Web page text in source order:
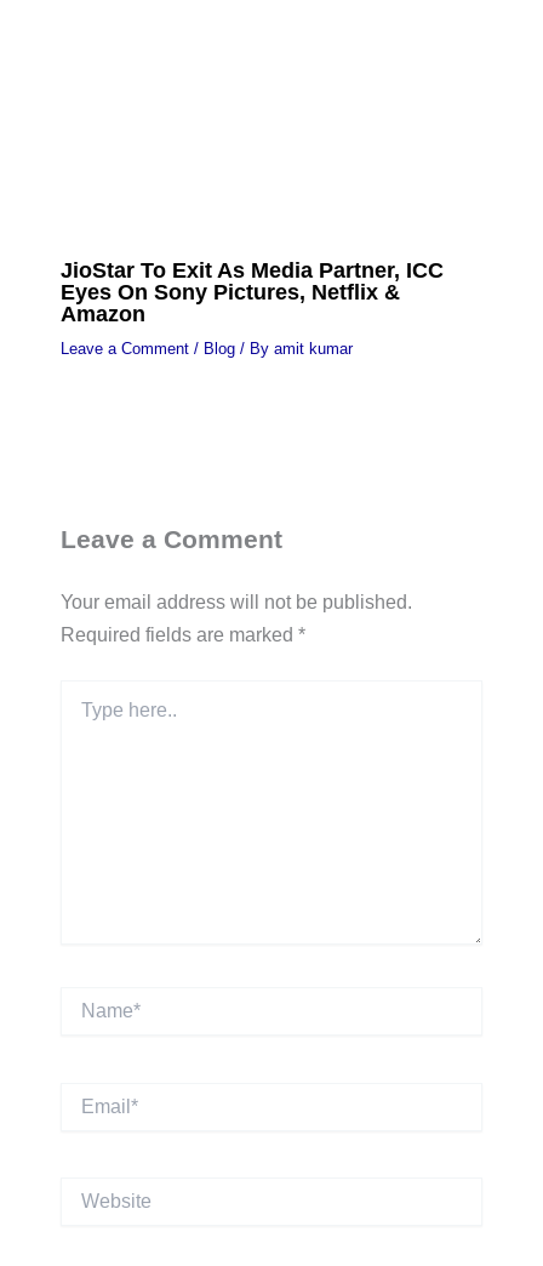
JioStar To Exit As Media Partner, ICC
Eyes On Sony Pictures, Netflix &
Amazon
Leave a Comment / Blog/ By amit kumar
Leave a Comment
Your email address will not be published.
Required fields are marked *
here..
Website